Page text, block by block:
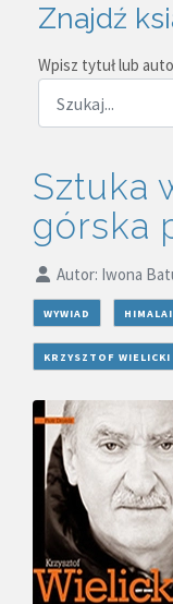
Znajdź
Wpisz tytuł lub
Sztuka
górska
Autor: Iwona
WYWIAD
KRZYSZTOF WIELICKI